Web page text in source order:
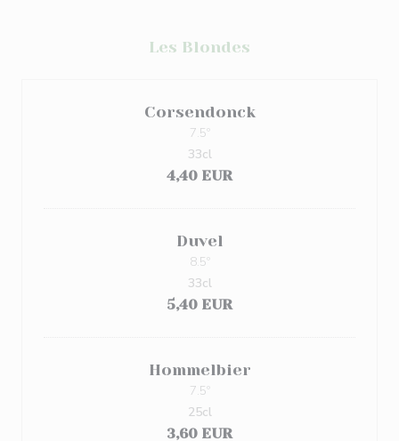
Les Blondes
Corsendonck
7.5º
4,40 EUR
33cl
Duvel
8.5º
5,40 EUR
33cl
Hommelbier
7.5º
3,60 EUR
25cl